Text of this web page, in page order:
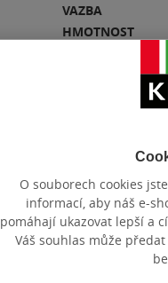
VAZBA
HMOTNOST
5 hvězdiček
4 hvězdičky
O souborech cookies
informací, aby náš e-
pomáhají ukazovat lepší a
Váš souhlas může